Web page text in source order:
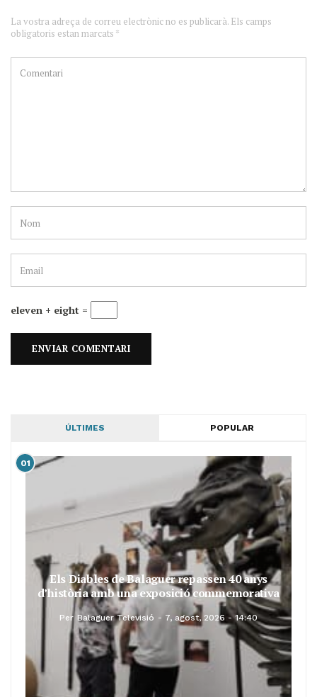
La vostra adreça de correu electrònic no es publicarà. Els camps
obligatoris estan marcats *
eleven + eight =
ÚLTIMES POPULAR
01
Els Diables de Balaguer repassen 40 anys
d’història amb una exposició commemorativa
Per Balaguer Televisió 7, agost, 2026 - 14:40